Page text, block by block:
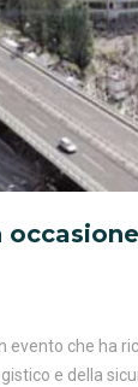
evento che ha
e della